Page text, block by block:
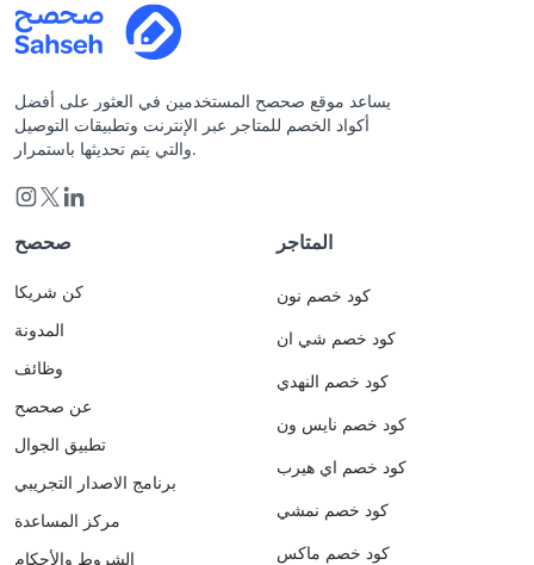
يساعد موقع صحصح المستخدمين في العثور على أفضل
أكواد الخصم للمتاجر عبر الإنترنت وتطبيقات التوصيل
والتي يتم تحديثها باستمرار.
صحصح
كن شريكا
المدونة
وظائف
عن صحصح
تطبيق الجوال
برنامج الاصدار التجريبي
مركز المساعدة
الشروط والأحكام
المتاجر
كود خصم نون
كود خصم شي ان
كود خصم النهدي
كود خصم نايس ون
كود خصم اي هيرب
كود خصم نمشي
كود خصم ماكس